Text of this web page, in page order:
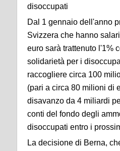
disoccupati
Dal 1 gennaio dell'anno
Svizzera che hanno
euro sarà trattenuto l'1%
solidarietà per i
raccogliere circa 100
(pari a circa 80 milioni di
disavanzo da 4 miliardi
conti del fondo degli
disoccupati entro i
La decisione di Berna,